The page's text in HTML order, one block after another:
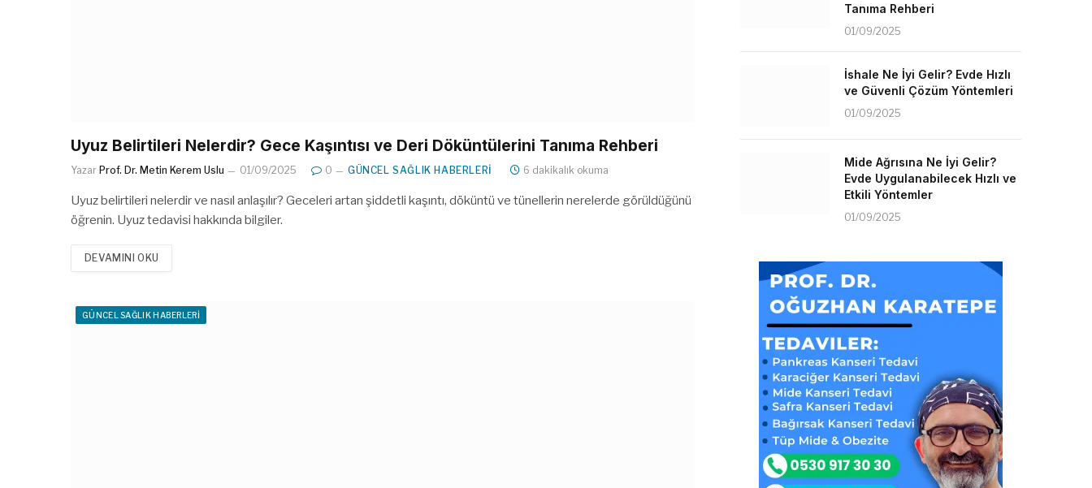
Uyuz Belirtileri Nelerdir? Gece Kaşıntısı ve Deri Döküntülerini Tanıma Rehberi
Yazar Prof. Dr. Metin Kerem Uslu 01/09/2025 0 GÜNCEL SAĞLIK HABERLERI 6 dakikalık okuma
Uyuz belirtileri nelerdir ve nasıl anlaşılır? Geceleri artan şiddetli kaşıntı, döküntü ve tünellerin nerelerde görüldüğünü
öğrenin. Uyuz tedavisi hakkında bilgiler.
DEVAMINI OKU
GÜNCEL SAĞLIK HABERLERI
Tanıma Rehberi
01/09/2025
İshale Ne İyi Gelir? Evde Hızlı
ve Güvenli Çözüm Yöntemleri
01/09/2025
Mide Ağrısına Ne İyi Gelir?
Evde Uygulanabilecek Hızlı ve
Etkili Yöntemler
01/09/2025